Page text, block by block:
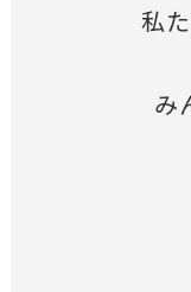
私
み